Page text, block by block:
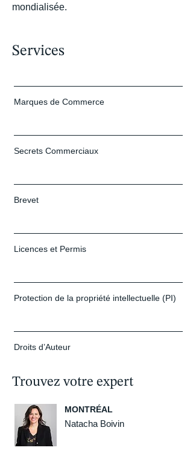
mondialisée.
Services
Marques de Commerce
Secrets Commerciaux
Brevet
Licences et Permis
Protection de la propriété intellectuelle (PI)
Droits d’Auteur
Trouvez votre expert
MONTRÉAL
Natacha Boivin